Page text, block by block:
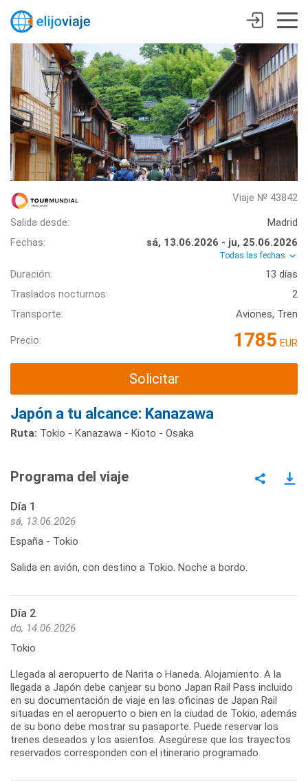
Viaje № 43842
Salida desde:
Madrid
Fechas:
sá, 13.06.2026 - ju, 25.06.2026
Todas las fechas
Duración:
13 días
Traslados nocturnos:
2
Transporte:
Aviones, Tren
Precio: 1785 EUR
Solicitar
Japón a tu alcance: Kanazawa
Ruta: Tokio - Kanazawa - Kioto - Osaka
Programa del viaje
Día 1
sá, 13.06.2026
España - Tokio
Salida en avión, con destino a Tokio. Noche a bordo.
Día 2
do, 14.06.2026
Tokio
Llegada al aeropuerto de Narita o Haneda. Alojamiento. A la
llegada a Japón debe canjear su bono Japan Rail Pass incluido
en su documentación de viaje en las oficinas de Japan Rail
situadas en el aeropuerto o bien en la ciudad de Tokio, además
de su bono debe mostrar su pasaporte. Puede reservar los
trenes deseados y los asientos. Asegúrese que los trayectos
reservados corresponden con el itinerario programado.